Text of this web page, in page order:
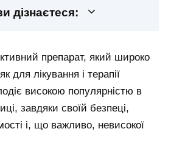
дізнаєтеся:
препарат, який широко
для лікування і терапії
високою популярністю в
завдяки своїй безпеці,
і, що важливо, невисокої